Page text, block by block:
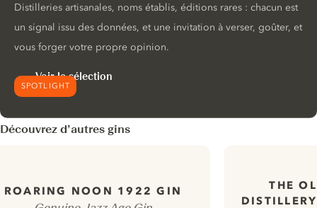
SPOTLIGHT
Distilleries artisanales, noms établis, éditions rares : chacun est
un signal issu des données, et une invitation à verser, goûter, et
vous forger votre propre opinion.
Voir la sélection
Découvrez d’autres gins
ROARING NOON 1922 GIN
THE